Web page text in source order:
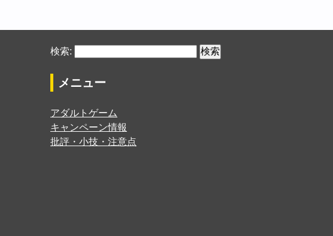
検索:
メニュー
アダルトゲーム
キャンペーン情報
批評・小技・注意点